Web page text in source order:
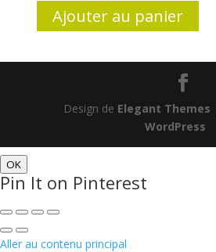
Ajouter au panier
Design de Elegant Themes
WordPress
OK
Pin It on Pinterest
Aller au contenu principal